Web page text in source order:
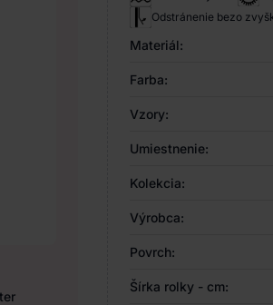
Odstránenie bezo
Materiál:
Farba:
Vzory:
Umiestnenie:
Kolekcia:
Výrobca:
Povrch:
Šírka rolky - cm: